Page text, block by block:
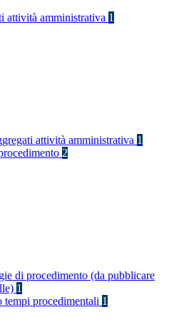
attività amministrativa 1
attività amministrativa 1
2
di procedimento (da pubblicare
1
tempi procedimentali 1